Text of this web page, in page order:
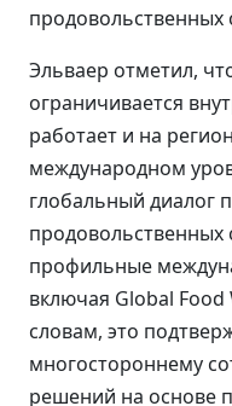
продовольственных
Эльваер отметил,
ограничивается
работает и на
международном
глобальный диалог
профильные
включая Global Food
словам, это
многостороннему
решений на основе